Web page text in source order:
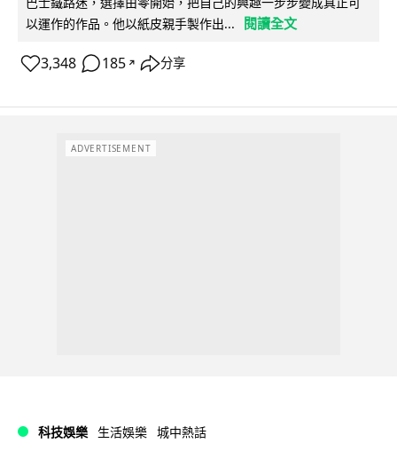
以運作的作品。他以紙皮親手製作出...
閱讀全文
3,348 185 ↗ 分享
ADVERTISEMENT
科技娛樂 生活娛樂 城中熱話